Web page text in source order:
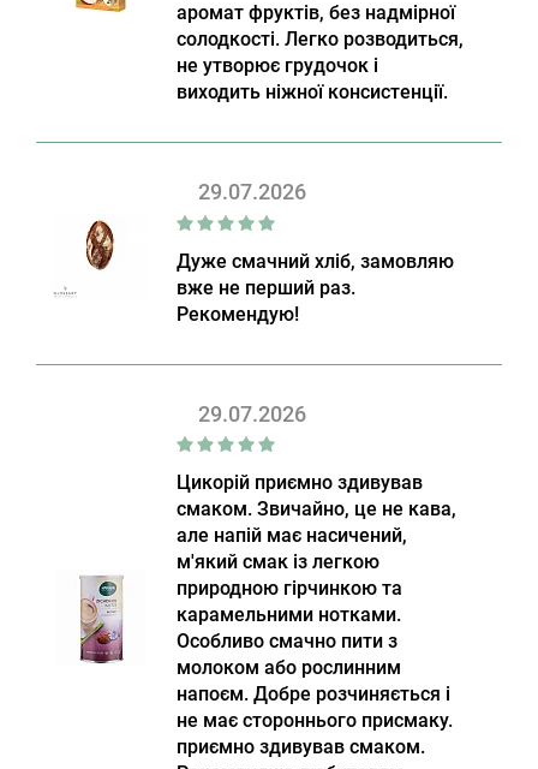
аромат фруктів, без надмірної
солодкості. Легко розводиться,
не утворює грудочок і
виходить ніжної консистенції.
29.07.2026
Дуже смачний хліб, замовляю
вже не перший раз.
Рекомендую!
29.07.2026
Цикорій приємно здивував
смаком. Звичайно, це не кава,
але напій має насичений,
м'який смак із легкою
природною гірчинкою та
карамельними нотками.
Особливо смачно пити з
молоком або рослинним
напоєм. Добре розчиняється і
не має стороннього присмаку.
приємно здивував смаком.